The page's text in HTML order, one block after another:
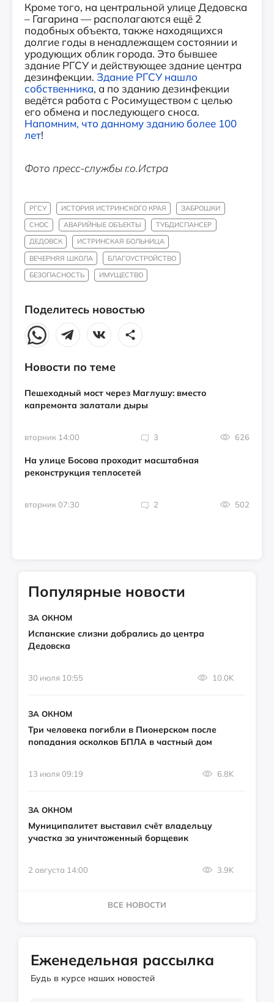
Кроме того, на центральной улице Дедовска
– Гагарина — располагаются ещё 2
подобных объекта, также находящихся
долгие годы в ненадлежащем состоянии и
уродующих облик города. Это бывшее
здание РГСУ и действующее здание центра
дезинфекции. Здание РГСУ нашло
собственника, а по зданию дезинфекции
ведётся работа с Росимуществом с целью
его обмена и последующего сноса.
Напомним, что данному зданию более 100
лет!
Фото пресс-службы г.о.Истра
РГСУ ИСТОРИЯ ИСТРИНСКОГО КРАЯ
ЗАБРОШКИ
СНОС
АВАРИЙНЫЕ ОБЪЕКТЫ
ТУБДИСПАНСЕР
ДЕДОВСК
ИСТРИНСКАЯ БОЛЬНИЦА
ВЕЧЕРНЯЯ ШКОЛА
БЛАГОУСТРОЙСТВО
БЕЗОПАСНОСТЬ
ИМУЩЕСТВО
Поделитесь новостью
Новости по теме
Пешеходный мост через Маглушу: вместо
капремонта залатали дыры
вторник 14:00 3 626
На улице Босова проходит масштабная
реконструкция теплосетей
вторник 07:30 2 502
Популярные новости
ЗА ОКНОМ
Испанские слизни добрались до центра
Дедовска
30 июля 10:55 10.0K
ЗА ОКНОМ
Три человека погибли в Пионерском после
попадания осколков БПЛА в частный дом
13 июля 09:19 6.8K
ЗА ОКНОМ
Муниципалитет выставил счёт владельцу
участка за уничтоженный борщевик
2 августа 14:00 3.9K
ВСЕ НОВОСТИ
Еженедельная рассылка
Будь в курсе наших новостей